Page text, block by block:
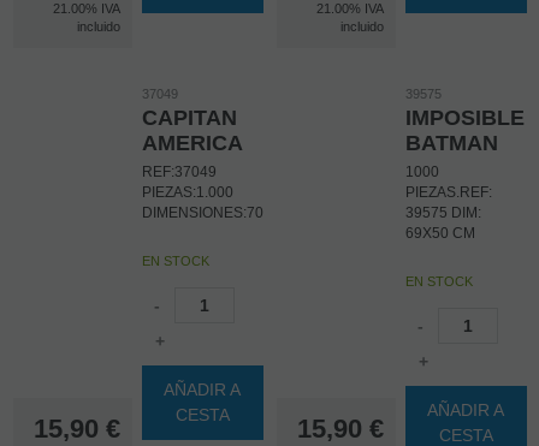
21.00% IVA
incluido
21.00% IVA
incluido
15,90 €
37049
CAPITAN
AMERICA
REF:37049
PIEZAS:1.000
DIMENSIONES:70X50CM
EN STOCK
-
+
AÑADIR A
CESTA
15,90 €
39575
IMPOSIBLE
BATMAN
1000
PIEZAS.REF:
39575 DIM:
69X50 CM
EN STOCK
-
+
AÑADIR A
CESTA